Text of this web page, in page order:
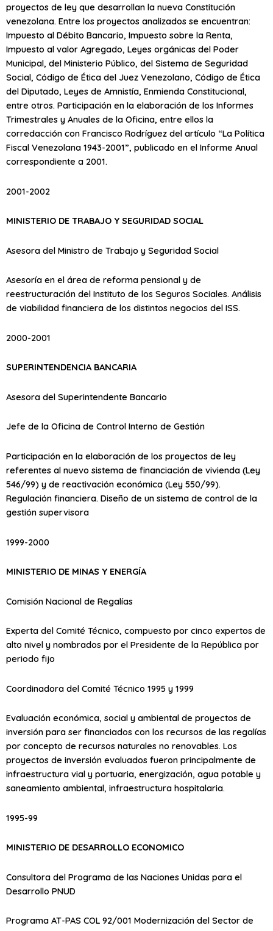
proyectos de ley que desarrollan la nueva Constitución
venezolana. Entre los proyectos analizados se encuentran:
Impuesto al Débito Bancario, Impuesto sobre la Renta,
Impuesto al valor Agregado, Leyes orgánicas del Poder
Municipal, del Ministerio Público, del Sistema de Seguridad
Social, Código de Ética del Juez Venezolano, Código de Ética
del Diputado, Leyes de Amnistía, Enmienda Constitucional,
entre otros. Participación en la elaboración de los Informes
Trimestrales y Anuales de la Oficina, entre ellos la
corredacción con Francisco Rodríguez del artículo “La Política
Fiscal Venezolana 1943-2001”, publicado en el Informe Anual
correspondiente a 2001.
2001-2002
MINISTERIO DE TRABAJO Y SEGURIDAD SOCIAL
Asesora del Ministro de Trabajo y Seguridad Social
Asesoría en el área de reforma pensional y de
reestructuración del Instituto de los Seguros Sociales. Análisis
de viabilidad financiera de los distintos negocios del ISS.
2000-2001
SUPERINTENDENCIA BANCARIA
Asesora del Superintendente Bancario
Jefe de la Oficina de Control Interno de Gestión
Participación en la elaboración de los proyectos de ley
referentes al nuevo sistema de financiación de vivienda (Ley
546/99) y de reactivación económica (Ley 550/99).
Regulación financiera. Diseño de un sistema de control de la
gestión supervisora
1999-2000
MINISTERIO DE MINAS Y ENERGÍA
Comisión Nacional de Regalías
Experta del Comité Técnico, compuesto por cinco expertos de
alto nivel y nombrados por el Presidente de la República por
periodo fijo
Coordinadora del Comité Técnico 1995 y 1999
Evaluación económica, social y ambiental de proyectos de
inversión para ser financiados con los recursos de las regalías
por concepto de recursos naturales no renovables. Los
proyectos de inversión evaluados fueron principalmente de
infraestructura vial y portuaria, energización, agua potable y
saneamiento ambiental, infraestructura hospitalaria.
1995-99
MINISTERIO DE DESARROLLO ECONOMICO
Consultora del Programa de las Naciones Unidas para el
Desarrollo PNUD
Programa AT-PAS COL 92/001 Modernización del Sector de